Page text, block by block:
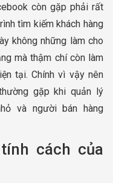
còn gặp phải rất
tìm kiếm khách hàng
không những làm cho
mà thậm chí còn làm
tại. Chính vì vậy nên
gặp khi quản lý
và người bán hàng
cách của